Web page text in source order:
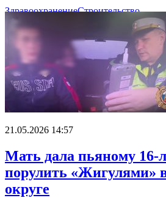
ЗдравоохранениеСтроительство
21.05.2026 14:57
Мать дала пьяному 16-
порулить «Жигулями»
округе